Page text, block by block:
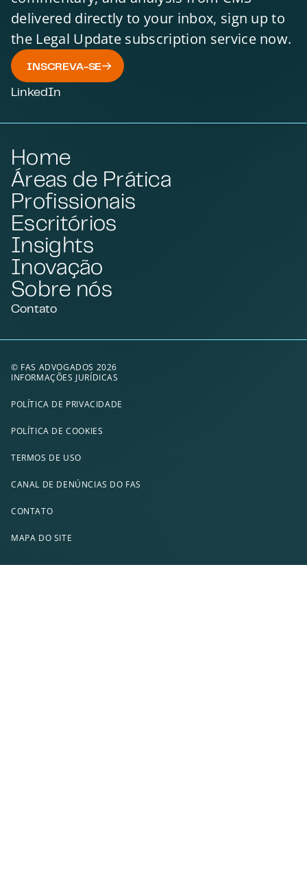
delivered directly to your inbox, sign up to
the Legal Update subscription service now.
INSCREVA-SE
LinkedIn
Home
Áreas de Prática
Profissionais
Escritórios
Insights
Inovação
Sobre nós
Contato
© FAS ADVOGADOS 2026
INFORMAÇÕES JURÍDICAS
POLÍTICA DE PRIVACIDADE
POLÍTICA DE COOKIES
TERMOS DE USO
CANAL DE DENÚNCIAS DO FAS
CONTATO
MAPA DO SITE